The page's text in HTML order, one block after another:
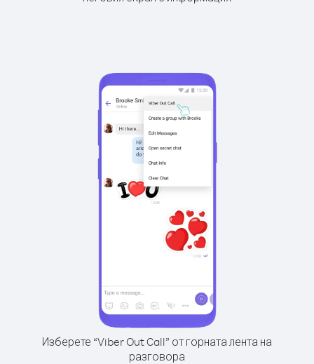
Изберете “Viber Out Call” от горната лента на
разговора